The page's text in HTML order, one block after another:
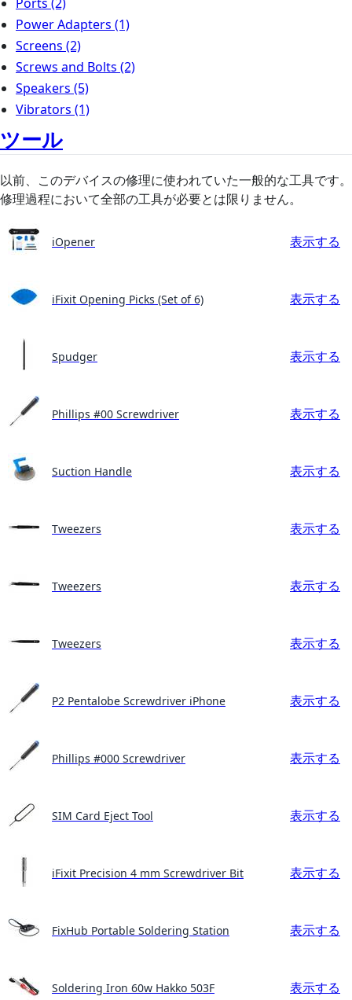
Power Adapters (1)
Screens (2)
Screws and Bolts (2)
Speakers (5)
Vibrators (1)
ツール
以前、このデバイスの修理に使われていた一般的な工具です。
修理過程において全部の工具が必要とは限りません。
iOpener 表示する
iFixit Opening Picks (Set of 6) 表示する
Spudger 表示する
Phillips #00 Screwdriver 表示する
Suction Handle 表示する
Tweezers 表示する
Tweezers 表示する
Tweezers 表示する
P2 Pentalobe Screwdriver iPhone 表示する
Phillips #000 Screwdriver 表示する
SIM Card Eject Tool 表示する
iFixit Precision 4 mm Screwdriver Bit 表示する
FixHub Portable Soldering Station 表示する
Soldering Iron 60w Hakko 503F 表示する